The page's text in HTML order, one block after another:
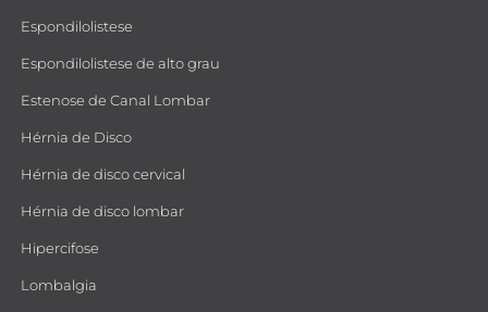
Espondilolistese
Espondilolistese de alto grau
Estenose de Canal Lombar
Hérnia de Disco
Hérnia de disco cervical
Hérnia de disco lombar
Hipercifose
Lombalgia